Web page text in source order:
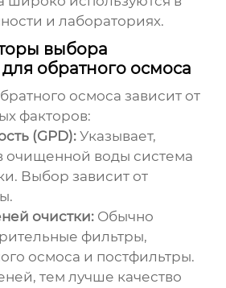
и лабораториях.
выбора
обратного осмоса
осмоса зависит от
факторов:
(GPD): Указывает,
очищенной воды система
Выбор зависит от
очистки: Обычно
фильтры,
осмоса и постфильтры.
тем лучше качество